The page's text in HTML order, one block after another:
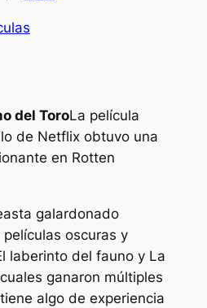
del ToroLa película
de Netflix obtuvo una
en Rotten
galardonado
oscuras y
laberinto del faunoy La
ganaron múltiples
algo de experiencia